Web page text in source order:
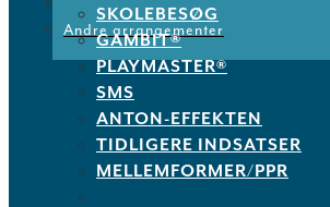
Andre arrangementer
SKOLEBESØG
GAMBIT®
PLAYMASTER®
SMS
ANTON-EFFEKTEN
TIDLIGERE INDSATSER
MELLEMFORMER/PPR